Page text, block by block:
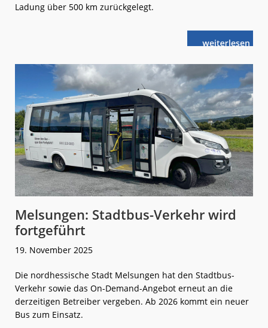
Ladung über 500 km zurückgelegt.
weiterlese
nCROSSWAY LE
seine
Melsungen: Stadtbus-Verkehr wird
fortgeführt
19. November 2025
Die nordhessische Stadt Melsungen hat den Stadtbus-
Verkehr sowie das On-Demand-Angebot erneut an die
derzeitigen Betreiber vergeben. Ab 2026 kommt ein neuer
Bus zum Einsatz.